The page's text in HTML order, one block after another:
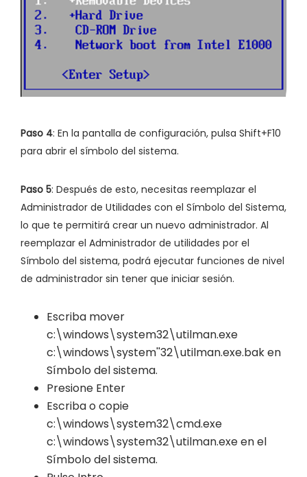
Paso 4: En la pantalla de configuración, pulsa Shift+F10
para abrir el símbolo del sistema.
Paso 5: Después de esto, necesitas reemplazar el
Administrador de Utilidades con el Símbolo del Sistema,
lo que te permitirá crear un nuevo administrador. Al
reemplazar el Administrador de utilidades por el
Símbolo del sistema, podrá ejecutar funciones de nivel
de administrador sin tener que iniciar sesión.
Escriba mover
c:\windows\system32\utilman.exe
c:\windows\system''32\utilman.exe.bak en
Símbolo del sistema.
Presione Enter
Escriba o copie
c:\windows\system32\cmd.exe
c:\windows\system32\utilman.exe en el
Símbolo del sistema.